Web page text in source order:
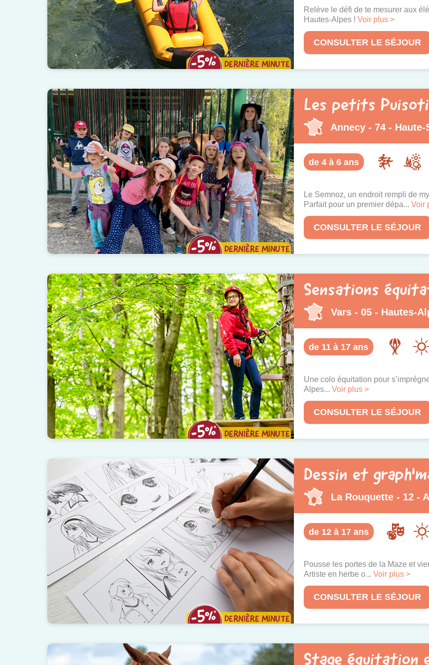
Relève le défi de te mesurer aux
Hautes-Alpes ! Voir plus >
CONSULTER LE SÉJOUR
Les petits
Annecy - 74 - Haute-
de 4 à 6 ans
Le Semnoz, un endroit rempli de
Parfait pour un premier dépa... Voir
CONSULTER LE SÉJOUR
Sensations
Vars - 05 - Hautes-
de 11 à 17 ans
Une colo équitation pour
Alpes... Voir plus >
CONSULTER LE SÉJOUR
Dessin et
La Rouquette - 12 -
de 12 à 17 ans
Pousse les portes de la Maze et
Artiste en herbe o... Voir plus >
CONSULTER LE SÉJOUR
Stage équitation